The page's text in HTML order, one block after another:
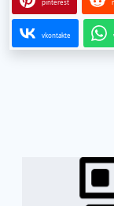
pinterest
vkontakte